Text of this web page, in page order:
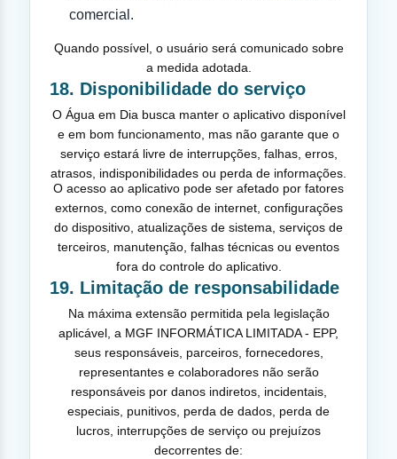
comercial.
Quando possível, o usuário será comunicado sobre
a medida adotada.
18. Disponibilidade do serviço
O Água em Dia busca manter o aplicativo disponível
e em bom funcionamento, mas não garante que o
serviço estará livre de interrupções, falhas, erros,
atrasos, indisponibilidades ou perda de informações.
O acesso ao aplicativo pode ser afetado por fatores
externos, como conexão de internet, configurações
do dispositivo, atualizações de sistema, serviços de
terceiros, manutenção, falhas técnicas ou eventos
fora do controle do aplicativo.
19. Limitação de responsabilidade
Na máxima extensão permitida pela legislação
aplicável, a MGF INFORMÁTICA LIMITADA - EPP,
seus responsáveis, parceiros, fornecedores,
representantes e colaboradores não serão
responsáveis por danos indiretos, incidentais,
especiais, punitivos, perda de dados, perda de
lucros, interrupções de serviço ou prejuízos
decorrentes de: